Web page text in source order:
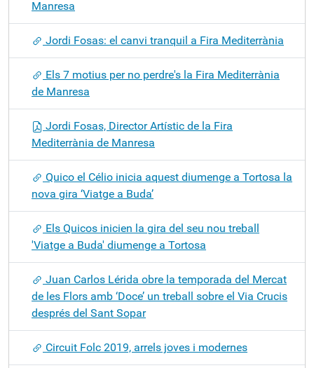
Manresa
Jordi Fosas: el canvi tranquil a Fira Mediterrània
Els 7 motius per no perdre's la Fira Mediterrània
de Manresa
Jordi Fosas, Director Artístic de la Fira
Mediterrània de Manresa
Quico el Célio inicia aquest diumenge a Tortosa la
nova gira ‘Viatge a Buda’
Els Quicos inicien la gira del seu nou treball
'Viatge a Buda' diumenge a Tortosa
Juan Carlos Lérida obre la temporada del Mercat
de les Flors amb ‘Doce’ un treball sobre el Via Crucis
després del Sant Sopar
Circuit Folc 2019, arrels joves i modernes